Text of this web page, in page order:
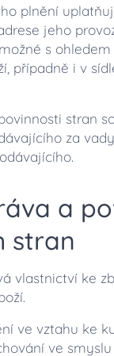
plnění
jeho
s
případně i v
stran
za
a
stran
vlastnictví ke
ve vztahu ke
ve smyslu